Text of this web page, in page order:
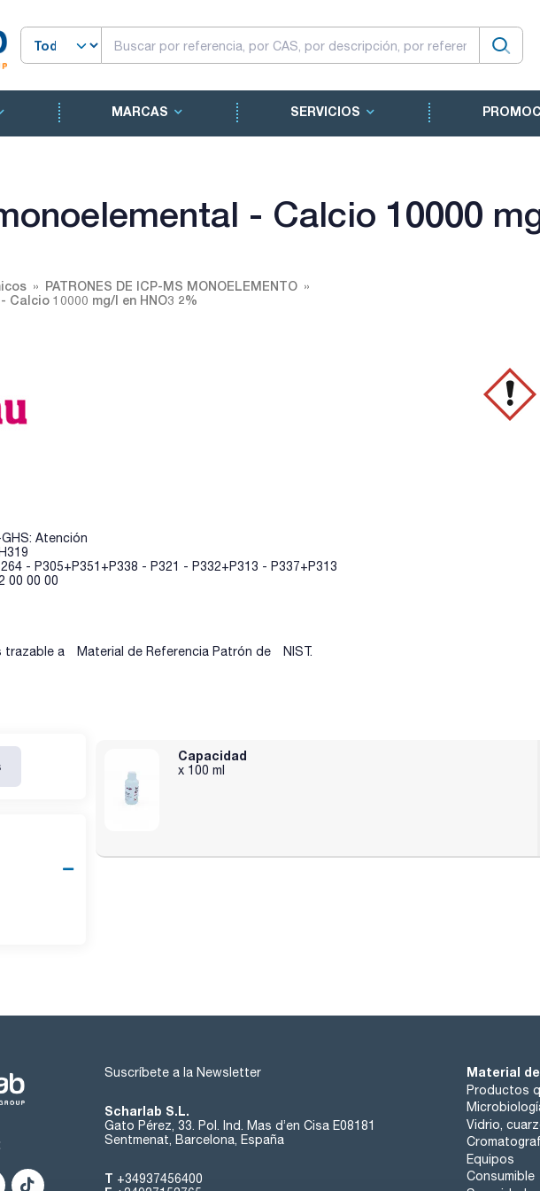
MARCAS SERVICIOS
- Calcio 10000
PATRONES DE ICP-MS MONOELEMENTO
Calcio 10000 mg/l en HNO3 2%
Atención
- P305+P351+P338 - P321 - P332+P313 - P337+P313
00 00 00
a Material de Referencia Patrón de NIST.
Capacidad
x 100 ml
Suscríbete a la Newsletter
Scharlab S.L.
Gato Pérez, 33. Pol. Ind. Mas d’en Cisa E08181
Sentmenat, Barcelona, España
T +34937456400
Material
Productos
Vidrio,
Equipos
Consumible